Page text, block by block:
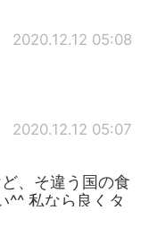
2020.12.12 05:08
2020.12.12 05:07
、そ違う国の食
^^ 私なら良くタ